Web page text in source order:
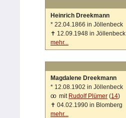
Heinrich Dreekmann
* 22.04.1866 in Jöllenbeck
✝ 12.09.1948 in Jöllenbeck
mehr...
Magdalene Dreekmann
* 12.08.1902 in Jöllenbeck
oo mit Rudolf Plümer (14)
✝ 04.02.1990 in Blomberg
mehr...